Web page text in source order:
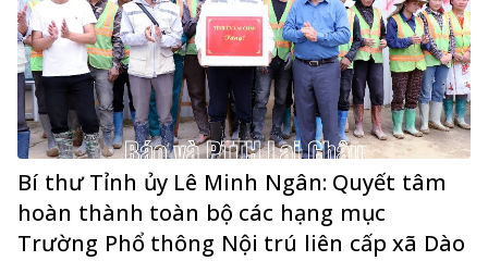
Bí thư Tỉnh ủy Lê Minh Ngân: Quyết tâm
hoàn thành toàn bộ các hạng mục
Trường Phổ thông Nội trú liên cấp xã Dào